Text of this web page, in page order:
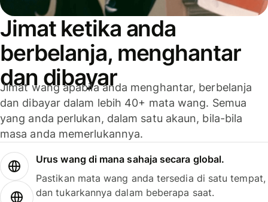
Jimat ketika anda
berbelanja, menghantar
dan dibayar
Jimat wang apabila anda menghantar, berbelanja
dan dibayar dalam lebih 40+ mata wang. Semua
yang anda perlukan, dalam satu akaun, bila-bila
masa anda memerlukannya.
Urus wang di mana sahaja secara global.
Pastikan mata wang anda tersedia di satu tempat,
dan tukarkannya dalam beberapa saat.